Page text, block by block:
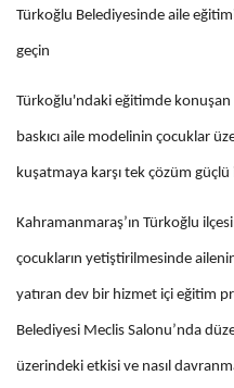
Türkoğlu Belediyesinde aile
geçin
Türkoğlu'ndaki eğitimde konuşan
baskıcı aile modelinin çocuklar
kuşatmaya karşı tek çözüm
Kahramanmaraş’ın Türkoğlu
çocukların yetiştirilmesinde
yatıran dev bir hizmet içi eğitim
Belediyesi Meclis Salonu’nda
üzerindeki etkisi ve nasıl